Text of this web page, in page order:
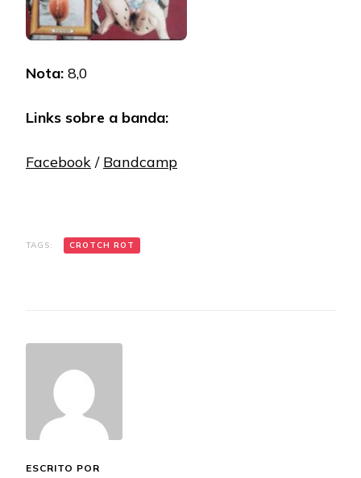
Nota: 8,0
Links sobre a banda:
Facebook / Bandcamp
TAGS: CROTCH ROT
ESCRITO POR